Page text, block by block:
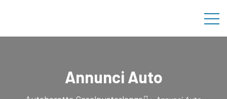
Annunci Auto